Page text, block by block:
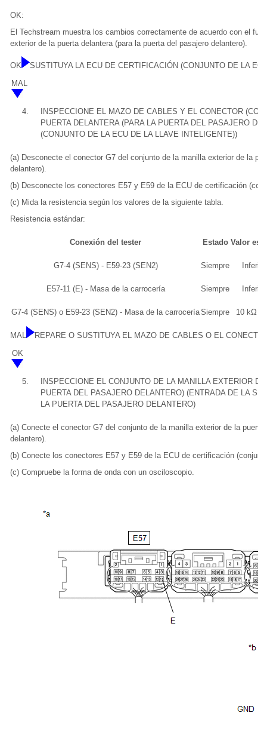
OK:
El Techstream muestra los cambios correctamente de acuerdo con el
exterior de la puerta delantera (para la puerta del pasajero delantero).
OK
SUSTITUYA LA ECU DE CERTIFICACIÓN (CONJUNTO DE LA
MAL
4.
INSPECCIONE EL MAZO DE CABLES Y EL CONECTOR
PUERTA DELANTERA (PARA LA PUERTA DEL PASAJERO
(CONJUNTO DE LA ECU DE LA LLAVE INTELIGENTE))
(a) Desconecte el conector G7 del conjunto de la manilla exterior de la
delantero).
(b) Desconecte los conectores E57 y E59 de la ECU de certificación
(c) Mida la resistencia según los valores de la siguiente tabla.
Resistencia estándar:
Conexión del tester Estado Valor
G7-4 (SENS) - E59-23 (SEN2) Siempre
E57-11 (E) - Masa de la carrocería Siempre
G7-4 (SENS) o E59-23 (SEN2) - Masa de la carroceríaSiempre 10 kΩ o
MAL
REPARE O SUSTITUYA EL MAZO DE CABLES O EL
OK
5.
INSPECCIONE EL CONJUNTO DE LA MANILLA EXTERIOR
PUERTA DEL PASAJERO DELANTERO) (ENTRADA DE LA
LA PUERTA DEL PASAJERO DELANTERO)
(a) Conecte el conector G7 del conjunto de la manilla exterior de la
delantero).
(b) Conecte los conectores E57 y E59 de la ECU de certificación
(c) Compruebe la forma de onda con un osciloscopio.